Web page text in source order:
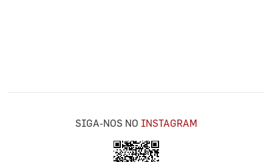
SIGA-NOS NO INSTAGRAM